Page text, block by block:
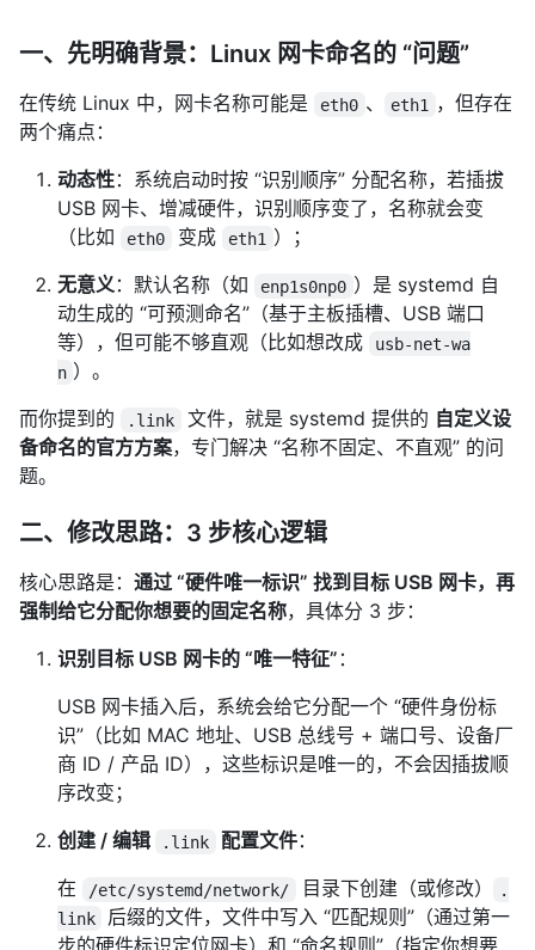
一、先明确背景：Linux 网卡命名的 “问题”
在传统 Linux 中，网卡名称可能是 eth0 、 eth1
，但存在
两个痛点：
动态性：系统启动时按 “识别顺序” 分配名称，若插拔
USB 网卡、增减硬件，识别顺序变了，名称就会变
（比如
eth0 变成 eth1 ）；
无意义：默认名称（如 enp1s0np0 ）是 systemd 自
动生成的 “可预测命名”（基于主板插槽、USB 端口
等），但可能不够直观（比如想改成
usb-net-wa
n ）。
而你提到的
.link 文件，就是 systemd 提供的 自定义设
备命名的官方方案，专门解决 “名称不固定、不直观” 的问
题。
二、修改思路：3 步核心逻辑
核心思路是： 通过 “硬件唯一标识” 找到目标 USB 网卡，再
强制给它分配你想要的固定名称，具体分 3 步：
识别目标 USB 网卡的 “唯一特征” ：
USB 网卡插入后，系统会给它分配一个 “硬件身份标
识”（比如 MAC 地址、USB 总线号 + 端口号、设备厂
商 ID / 产品 ID），这些标识是唯一的，不会因插拔顺
序改变；
创建 / 编辑
.link 配置文件：
在
/etc/systemd/network/ 目录下创建（或修改）
.
link
后缀的文件，文件中写入 “匹配规则”（通过第一